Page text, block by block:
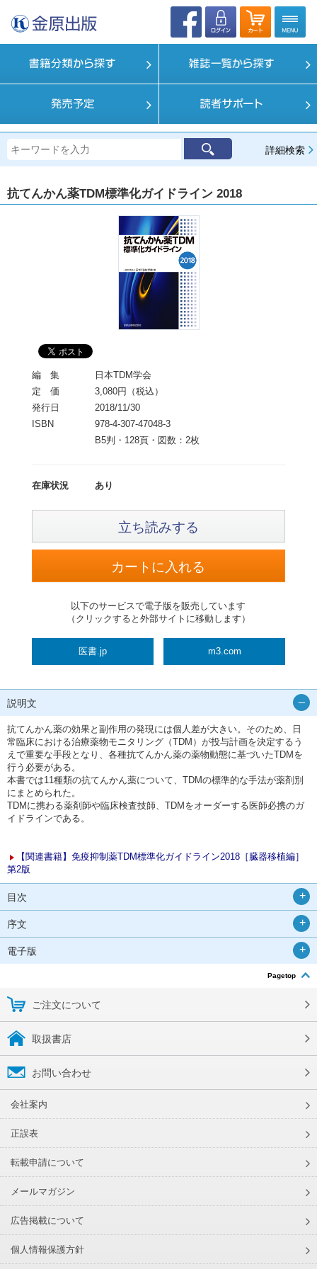
詳細検索
抗てんかん薬TDM標準化ガイドライン 2018
編 集
日本TDM学会
定 価
3,080円（税込）
発行日
2018/11/30
ISBN
978-4-307-47048-3
B5判・128頁・図数：2枚
在庫状況 あり
立ち読みする
以下のサービスで電子版を販売しています
（クリックすると外部サイトに移動します）
医書.jp m3.com
説明文
抗てんかん薬の効果と副作用の発現には個人差が大きい。そのため、日
常臨床における治療薬物モニタリング（TDM）が投与計画を決定するう
えで重要な手段となり、各種抗てんかん薬の薬物動態に基づいたTDMを
行う必要がある。
本書では11種類の抗てんかん薬について、TDMの標準的な手法が薬剤別
にまとめられた。
TDMに携わる薬剤師や臨床検査技師、TDMをオーダーする医師必携のガ
イドラインである。
【関連書籍】免疫抑制薬TDM標準化ガイドライン2018［臓器移植編］
第2版
目次
序文
電子版
Pagetop
ご注文について
取扱書店
お問い合わせ
会社案内
正誤表
転載申請について
メールマガジン
広告掲載について
個人情報保護方針